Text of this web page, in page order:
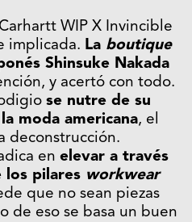
WIP X Invincible
implicada. La boutique
Shinsuke Nakada
y acertó con todo.
se nutre de su
moda americana, el
deconstrucción.
en elevar a través
los pilares workwear
que no sean piezas
de eso se basa un buen